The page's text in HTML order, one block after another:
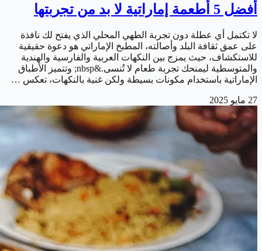
أفضل 5 أطعمة إماراتية لا بد من تجربتها
لا تكتمل أي عطلة دون تجربة الطهي المحلي الذي يفتح لك نافذة
على عمق ثقافة البلد وأصالته، المطبخ الإماراتي هو دعوة حقيقية
للاستكشاف، حيث يمزج بين النكهات العربية والفارسية والهندية
والمتوسطية ليمنحك تجربة طعام لا تُنسى.&nbsp; وتتميز الأطباق
الإماراتية باستخدام مكونات بسيطة ولكن غنية بالنكهات، تعكس …
27 مايو 2025